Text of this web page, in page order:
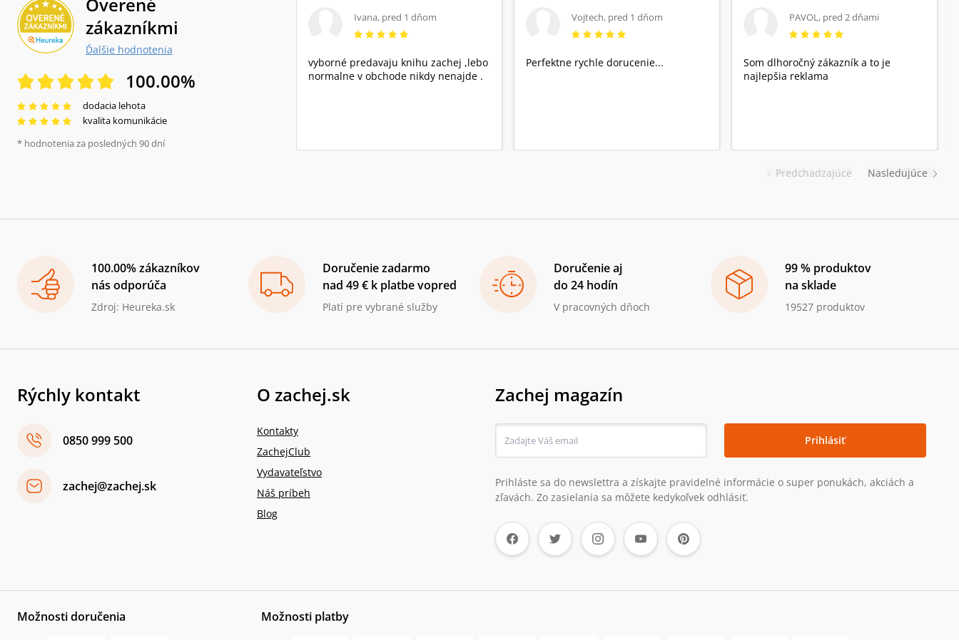
Overené
zákazníkmi
Ďalšie hodnotenia
100.00%
dodacia lehota
kvalita komunikácie
* hodnotenia za posledných 90 dní
Predchadzajúce
Ivana, pred 1 dňom
vyborné predavaju knihu zachej ,lebo
normalne v obchode nikdy nenajde .
Vojtech, pred 1 dňom
Perfektne rychle dorucenie...
PAVOL, pred 2 dňami
Som dlhoročný zákazník a to je
najlepšia reklama
Nasledujúce
100.00% zákazníkov
nás odporúča
Zdroj: Heureka.sk
Doručenie zadarmo
nad 49 € k platbe vopred
Platí pre vybrané služby
Doručenie aj
do 24 hodín
V pracovných dňoch
99 % produktov
na sklade
19527 produktov
Rýchly kontakt
0850 999 500
zachej@zachej.sk
O zachej.sk
Kontakty
ZachejClub
Vydavateľstvo
Náš príbeh
Blog
Zachej magazín
Prihlásiť
Prihláste sa do newslettra a získajte pravidelné informácie o super ponukách, akciách a
zľavách. Zo zasielania sa môžete kedykoľvek odhlásiť.
Možnosti doručenia Možnosti platby